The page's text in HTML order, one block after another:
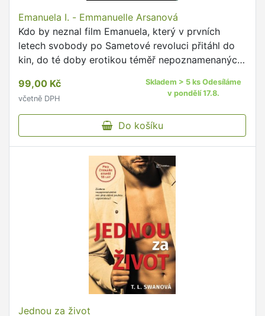
Emanuela I. - Emmanuelle Arsanová
Kdo by neznal film Emanuela, který v prvních
letech svobody po Sametové revoluci přitáhl do
kin, do té doby erotikou téměř nepoznamenaných,
99,00 Kč
včetně DPH
Skladem > 5 ks Odesíláme
v pondělí 17.8.
Do košíku
Jednou za život